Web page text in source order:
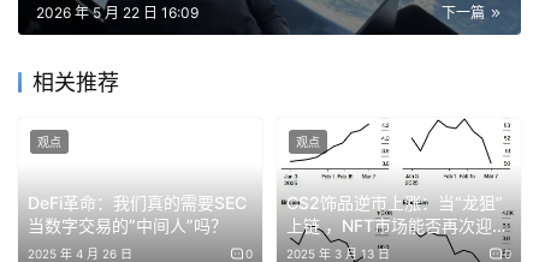
自 2025 年 1 月以来，MEXC 和 BingX 是上线永续合约数
量最多的前两大交易所，分别新增了 879 个和 565 个新合
约，平均每月分别新增 55 个和 35 个合约。这两家交易所
对长尾加密资产采取了更激进的永续合约上线策略。
下一篇
2026 年 5 月 22 日 16:09
相关推荐
DeFi革命：我们真的需要SEC
当数字交易的”中间人”吗？
2025 年 4 月 26 日 0
观点
CS2饰品逆市上涨：当“龙狙”
上链 ，NFT市场能否再次迎来
夏天？
2025 年 3 月 13 日 0
观点